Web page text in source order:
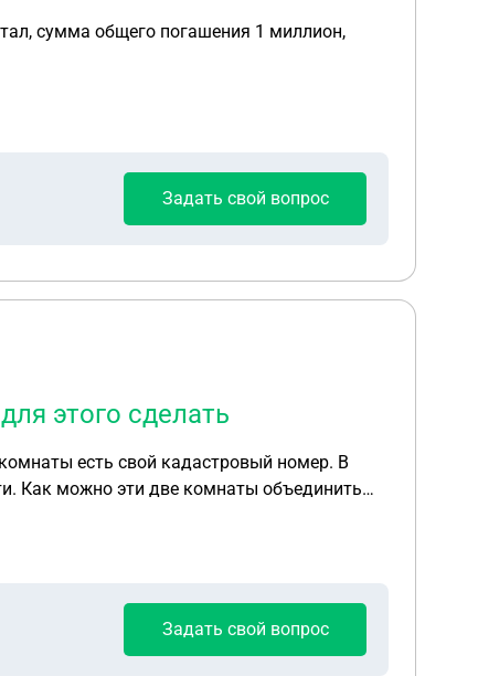
сумма общего погашения 1 миллион,
Задать свой вопрос
этого сделать
Как можно эти две комнаты объединить
Задать свой вопрос